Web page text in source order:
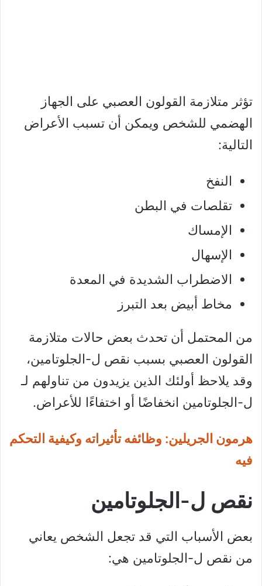
تؤثر متلازمة القولون العصبي على الجهاز
الهضمي للشخص ويمكن أن تسبب الأعراض
التالية:
النفخ
تقلصات في البطن
الإمساك
الإسهال
الاضطراب الشديدة في المعدة
مخاط أبيض بعد التبرز
من المحتمل أن تحدث بعض حالات متلازمة
القولون العصبي بسبب نقص ل-الجلوتامين،
وقد يلاحظ أولئك الذين يزيدون من تناولهم لـ
ل-الجلوتامين انخفاضًا أو اختفاءًا للأعراض.
هرمون الجريلين: وظائفه تأثيراته وكيفية التحكم
فيه
نقص ل-الجلوتامين
بعض الأسباب التي قد تجعل الشخص يعاني
من نقص ل-الجلوتامين هي: